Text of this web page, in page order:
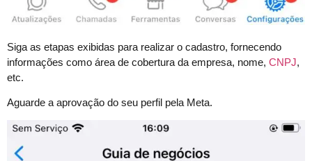
Siga as etapas exibidas para realizar o cadastro, fornecendo
informações como área de cobertura da empresa, nome, CNPJ,
etc.
Aguarde a aprovação do seu perfil pela Meta.